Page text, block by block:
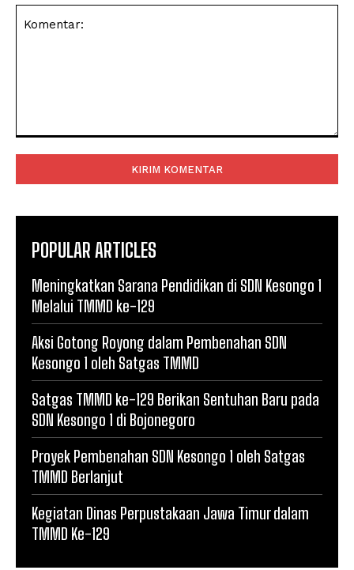
POPULAR ARTICLES
Meningkatkan Sarana Pendidikan di SDN Kesongo 1
Melalui TMMD ke-129
Aksi Gotong Royong dalam Pembenahan SDN
Kesongo 1 oleh Satgas TMMD
Satgas TMMD ke-129 Berikan Sentuhan Baru pada
SDN Kesongo 1 di Bojonegoro
Proyek Pembenahan SDN Kesongo 1 oleh Satgas
TMMD Berlanjut
Kegiatan Dinas Perpustakaan Jawa Timur dalam
TMMD Ke-129